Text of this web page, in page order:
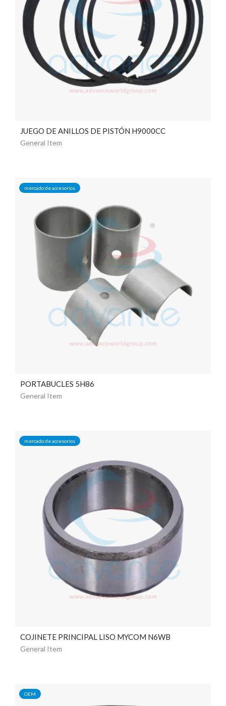
JUEGO DE ANILLOS DE PISTÓN H9000CC
General Item
mercado de accesorios
PORTABUCLES 5H86
General Item
mercado de accesorios
COJINETE PRINCIPAL LISO MYCOM N6WB
General Item
OEM